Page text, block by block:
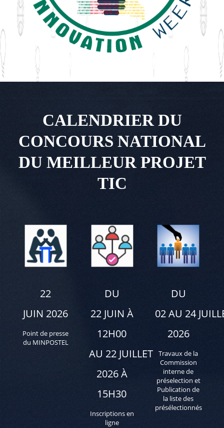
CALENDRIER DU
CONCOURS NATIONAL
DU MEILLEUR PROJET
TIC
22
JUIN 2026
Point de presse
du MINPOSTEL
DU
22 JUIN À
12H00
AU 22 JUILLET
2026 À
15H30
Inscriptions en
ligne
DU
02 AU 24
2026
Travaux de la
Commission
interne de
préselection et
Publication de
la liste des
présélectionnés